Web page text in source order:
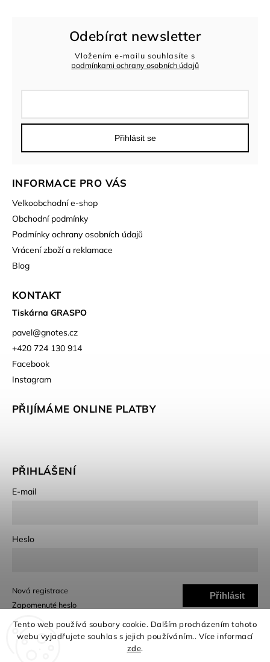
Tento web používá soubory cookie. Dalším procházením tohoto
webu vyjadřujete souhlas s jejich používáním.. Více informací
zde.
INFORMACE PRO VÁS
Velkoobchodní e-shop
Obchodní podmínky
Podmínky ochrany osobních údajů
Vrácení zboží a reklamace
Blog
KONTAKT
Tiskárna GRASPO
pavel@gnotes.cz
+420 724 130 914
Facebook
Instagram
PŘIJÍMÁME ONLINE PLATBY
PŘIHLÁŠENÍ
E-mail
Heslo
Přihlásit
Nová registrace
Zapomenuté heslo
Odebírat newsletter
Vložením e-mailu souhlasíte s
podmínkami ochrany osobních údajů
Přihlásit se